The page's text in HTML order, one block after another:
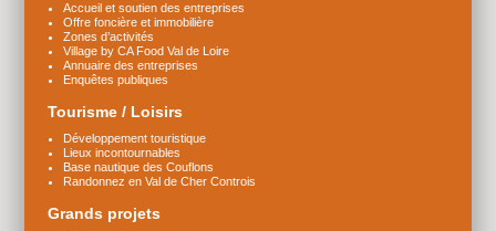
Accueil et soutien des entreprises
Offre foncière et immobilière
Zones d’activités
Village by CA Food Val de Loire
Annuaire des entreprises
Enquêtes publiques
Tourisme / Loisirs
Développement touristique
Lieux incontournables
Base nautique des Couflons
Randonnez en Val de Cher Controis
Grands projets